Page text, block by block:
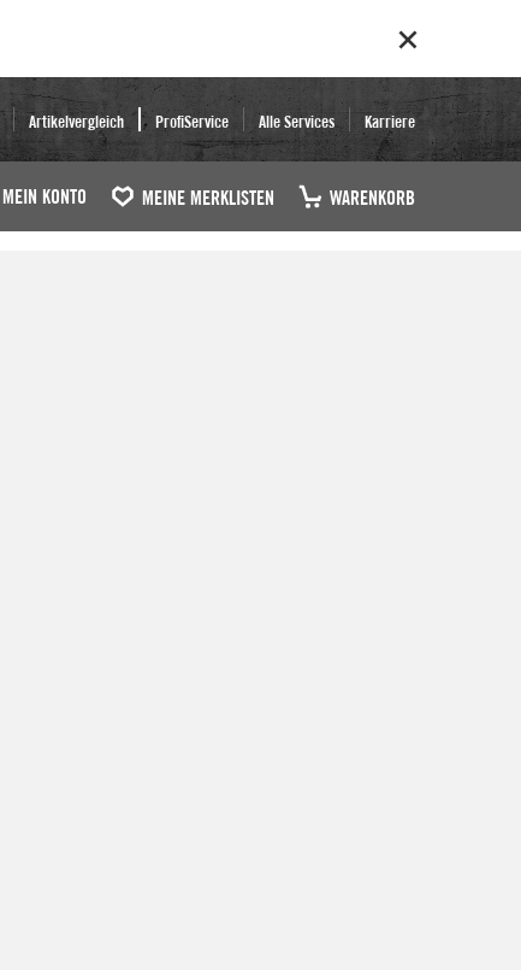
Artikelvergleich ProfiService Alle Services Karriere
MEIN KONTO MEINE MERKLISTEN WARENKORB